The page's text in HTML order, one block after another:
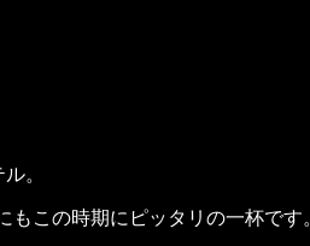
。
この時期にピッタリの一杯です。